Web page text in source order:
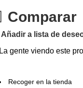
Comparar
Añadir a lista de
La gente viendo este
Recoger en la tienda